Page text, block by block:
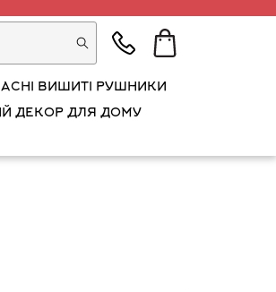
ВИШИТІ РУШНИКИ
ДЕКОР ДЛЯ ДОМУ